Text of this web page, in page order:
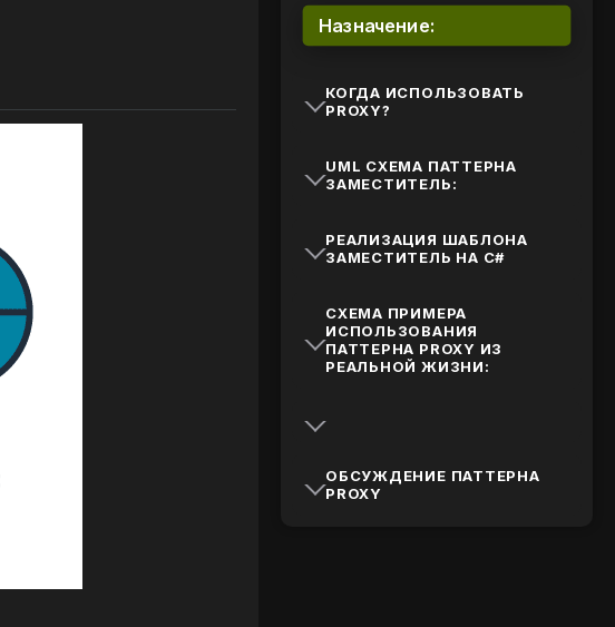
Назначение:
КОГДА ИСПОЛЬЗОВАТЬ
PROXY?
UML СХЕМА ПАТТЕРНА
ЗАМЕСТИТЕЛЬ​:
РЕАЛИЗАЦИЯ ШАБЛОНА
ЗАМЕСТИТЕЛЬ НА C#
СХЕМА ПРИМЕРА
ИСПОЛЬЗОВАНИЯ
ПАТТЕРНА PROXY ИЗ
РЕАЛЬНОЙ ЖИЗНИ:
ОБСУЖДЕНИЕ ПАТТЕРНА
PROXY